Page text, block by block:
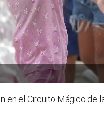
el Circuito Mágico de